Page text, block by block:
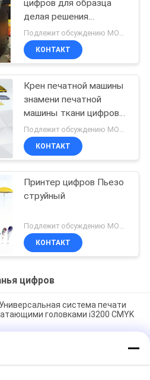
цифров для образца
делая решения
печатания
Подлежит обсуждению MOQ:1 комплект
КОНТАКТ
Крен печатной машины
знамени печатной
машины ткани цифров
струйный для того
чтобы свернуть тип
КОНТАКТ
Принтер цифров Пьезо
струйный
КОНТАКТ
цифров
система печати
головками i3200 CMYK
или 8 цвета Цифровая
3200 мм Большой формат